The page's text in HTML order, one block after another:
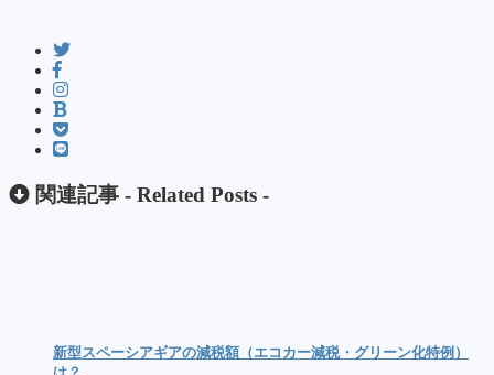
関連記事 - Related Posts -
新型スペーシアギアの減税額（エコカー減税・グリーン化特例）